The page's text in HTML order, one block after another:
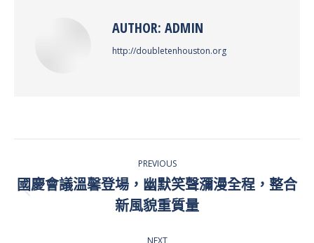
AUTHOR: ADMIN
http://doubletenhouston.org
PREVIOUS
Previous
post:
國慶會議溫馨登場，幽默笑聲瀰漫全程，整合
新風貌重質量
NEXT